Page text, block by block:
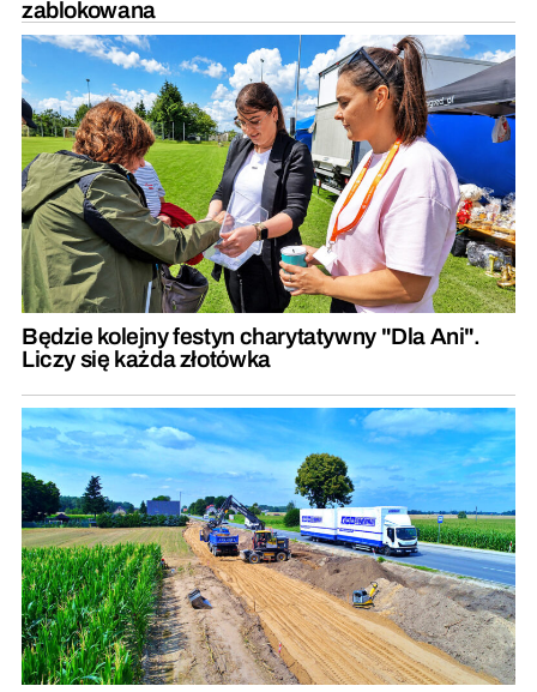
zablokowana
Będzie kolejny festyn charytatywny "Dla Ani".
Liczy się każda złotówka